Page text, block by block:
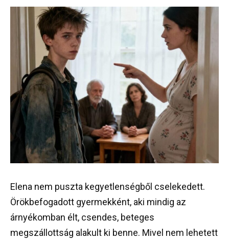
Elena nem puszta kegyetlenségből cselekedett.
Örökbefogadott gyermekként, aki mindig az
árnyékomban élt, csendes, beteges
megszállottság alakult ki benne. Mivel nem lehetett